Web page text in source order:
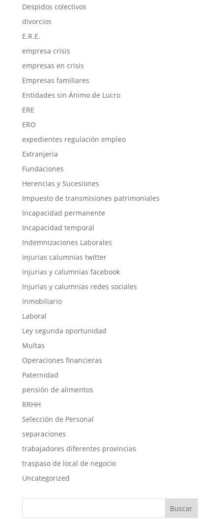
Despidos colectivos
divorcios
E.R.E.
empresa crisis
empresas en crisis
Empresas familiares
Entidades sin Ánimo de Lucro
ERE
ERO
expedientes regulación empleo
Extranjeria
Fundaciones
Herencias y Sucesiones
Impuesto de transmisiones patrimoniales
Incapacidad permanente
Incapacidad temporal
Indemnizaciones Laborales
injurias calumnias twitter
injurias y calumnias facebook
Injurias y calumnias redes sociales
Inmobiliario
Laboral
Ley segunda oportunidad
Multas
Operaciones financieras
Paternidad
pensión de alimentos
RRHH
Selección de Personal
separaciones
trabajadores diferentes provincias
traspaso de local de negocio
Uncategorized